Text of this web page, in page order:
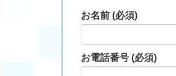
お名前 (必須)
お電話番号 (必須)